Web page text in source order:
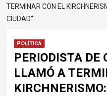
TERMINAR CON EL
CIUDAD”
POLÍTICA
PERIODISTA DE
LLAMÓ A